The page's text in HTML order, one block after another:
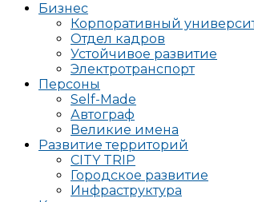
Бизнес
Корпоративный
Отдел кадров
Устойчивое развитие
Электротранспорт
Персоны
Self-Made
Автограф
Великие имена
Развитие территорий
CITY TRIP
Городское развитие
Инфраструктура